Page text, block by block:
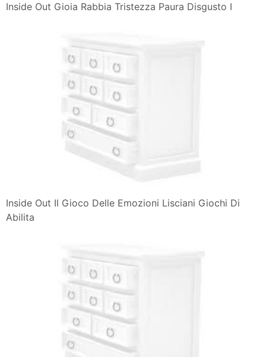
Inside Out Gioia Rabbia Tristezza Paura Disgusto I
Inside Out Il Gioco Delle Emozioni Lisciani Giochi Di
Abilita